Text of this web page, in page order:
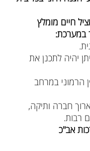
חיים מומלץ
במערכת:
יהיה לתכנן את
הרמוני במרחב
חברה ותיקה,
רבות.
אב"כ